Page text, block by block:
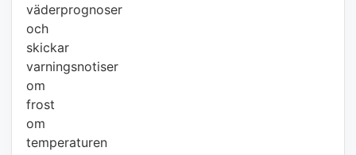
väderprognoser
och
skickar
varningsnotiser
om
frost
om
temperaturen